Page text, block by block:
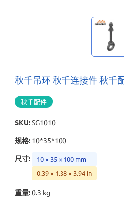
秋千吊环 秋千连接件 秋千
秋千配件
SKU:SG1010
规格: 10*35*100
尺寸:
10 × 35 × 100 mm
0.39 × 1.38 × 3.94 in
重量:0.3 kg